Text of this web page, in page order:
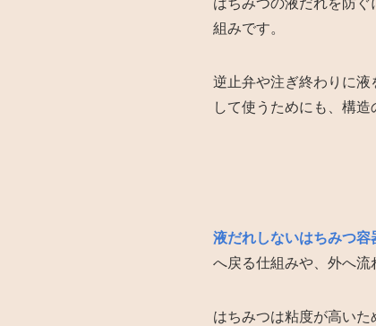
はちみつの液だれを防
組みです。
逆止弁や注ぎ終わりに
して使うためにも、構造
液だれしないはちみつ
へ戻る仕組みや、外へ流
はちみつは粘度が高いた